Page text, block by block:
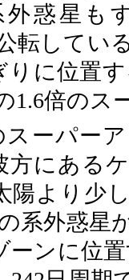
惑星も
転してい
に位置
1.6倍のス
ーパー
方にある
陽より少
系外惑星
ンに位